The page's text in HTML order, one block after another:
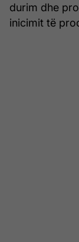
durim dhe
inicimit të